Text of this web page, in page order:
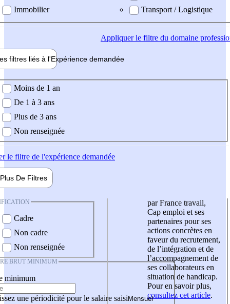
Immobilier
Transport / Logistique
Appliquerle filtre du domaine
filtres liés à l'Expérience demandée
demandée
Moins de 1 an
De 1 à 3 ans
Plus de 3 ans
Non renseignée
le filtre de l'expérience demandée
Plus De Filtres
Cadre
Non cadre
Non renseignée
BRUT MINIMUM
minimum
une périodicité pour le salaire saisi
par France travail,
Cap emploi et ses
partenaires pour ses
actions concrètes en
faveur du recrutement,
de l’intégration et de
l’accompagnement de
ses collaborateurs en
situation de handicap.
Pour en savoir plus,
consultez cet article.